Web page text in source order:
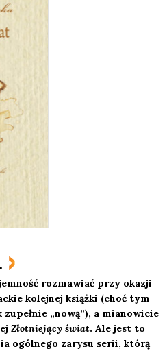
roz­ma­wiać przy oka­zji
kolej­nej książ­ki (choć tym
„nową”), a mia­no­wi­cie
Złot­nie­ją­cy świat. Ale jest to
ogól­ne­go zary­su serii, któ­rą